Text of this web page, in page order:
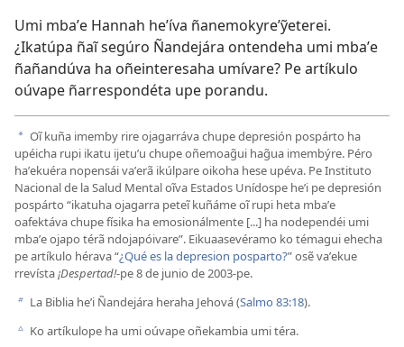
Umi mbaʼe Hannah heʼíva ñanemokyreʼỹeterei.
¿Ikatúpa ñaĩ segúro Ñandejára ontendeha umi mbaʼe
ñañandúva ha oñeinteresaha umívare? Pe artíkulo
oúvape ñarrespondéta upe porandu.
a Oĩ kuña imemby rire ojagarráva chupe depresión pospárto ha
upéicha rupi ikatu ijetuʼu chupe oñemoag̃ui hag̃ua imembýre. Péro
haʼekuéra nopensái vaʼerã ikúlpare oikoha hese upéva. Pe Instituto
Nacional de la Salud Mental oĩva Estados Unídospe heʼi pe depresión
pospárto “ikatuha ojagarra peteĩ kuñáme oĩ rupi heta mbaʼe
oafektáva chupe físika ha emosionálmente [...] ha nodependéi umi
mbaʼe ojapo térã ndojapóivare”. Eikuaasevéramo ko témagui ehecha
pe artíkulo hérava “¿Qué es la depresion posparto?” osẽ vaʼekue
rrevísta¡Despertad!-pe 8 de junio de 2003-pe.
b La Biblia heʼi Ñandejára heraha Jehová (Salmo 83:18).
c Ko artíkulope ha umi oúvape oñekambia umi téra.